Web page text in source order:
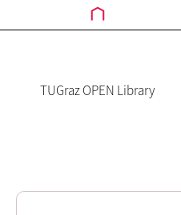
TUGraz OPEN Library